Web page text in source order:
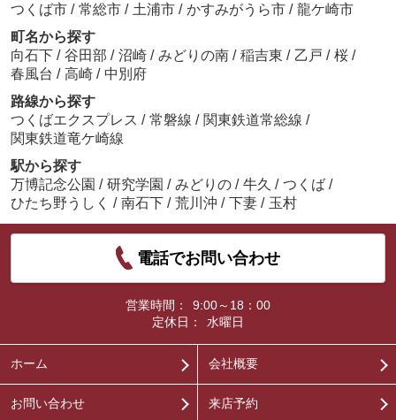
つくば市 / 常総市 / 土浦市 / かすみがうら市 / 龍ケ崎市
町名から探す
向石下 / 谷田部 / 沼崎 / みどりの南 / 稲吉東 / 乙戸 / 桜 /
春風台 / 高崎 / 中別府
路線から探す
つくばエクスプレス / 常磐線 / 関東鉄道常総線 /
関東鉄道竜ケ崎線
駅から探す
万博記念公園 / 研究学園 / みどりの / 牛久 / つくば /
ひたち野うしく / 南石下 / 荒川沖 / 下妻 / 玉村
電話でお問い合わせ
営業時間：
9:00～18：00
定休日：
水曜日
ホーム 会社概要
お問い合わせ 来店予約